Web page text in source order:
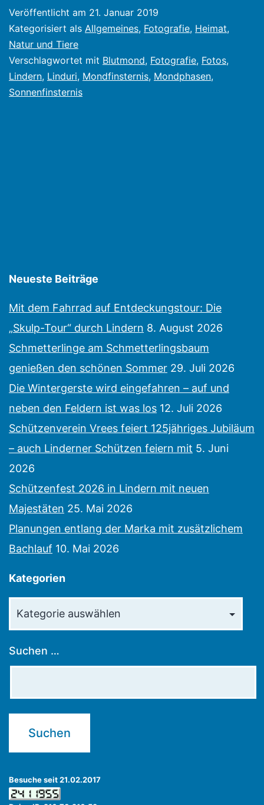
Veröffentlicht am 21. Januar 2019
Kategorisiert als Allgemeines, Fotografie, Heimat,
Natur und Tiere
Verschlagwortet mit Blutmond, Fotografie, Fotos,
Lindern, Linduri, Mondfinsternis, Mondphasen,
Sonnenfinsternis
Neueste Beiträge
Mit dem Fahrrad auf Entdeckungstour: Die
„Skulp-Tour“ durch Lindern 8. August 2026
Schmetterlinge am Schmetterlingsbaum
genießen den schönen Sommer 29. Juli 2026
Die Wintergerste wird eingefahren – auf und
neben den Feldern ist was los 12. Juli 2026
Schützenverein Vrees feiert 125jähriges Jubiläum
– auch Linderner Schützen feiern mit 5. Juni
2026
Schützenfest 2026 in Lindern mit neuen
Majestäten 25. Mai 2026
Planungen entlang der Marka mit zusätzlichem
Bachlauf 10. Mai 2026
Kategorien
Suchen …
Besuche seit 21.02.2017